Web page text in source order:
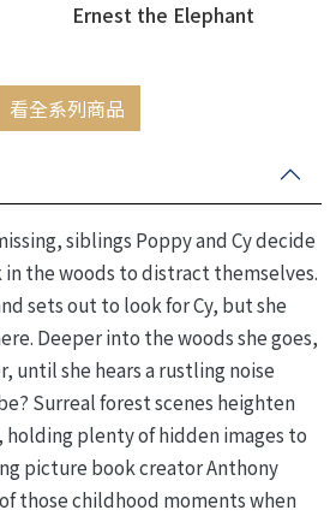
Ernest the Elephant
看全系列商品
siblings Poppy and Cy decide
the woods to distract themselves.
sets out to look for Cy, but she
Deeper into the woods she goes,
until she hears a rustling noise
Surreal forest scenes heighten
plenty of hidden images to
picture book creator Anthony
those childhood moments when